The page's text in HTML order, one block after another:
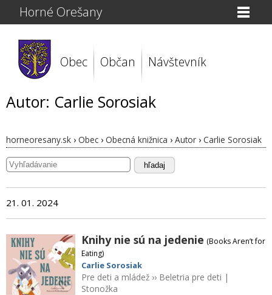
Horné Orešany
Obec Občan Návštevník
Autor: Carlie Sorosiak
horneoresany.sk › Obec › Obecná knižnica › Autor › Carlie Sorosiak
hľadaj
21. 01. 2024
Knihy nie sú na jedenie (Books Aren’t for
Eating)
Carlie Sorosiak
Pre deti a mládež ›› Beletria pre deti |
Stonožka